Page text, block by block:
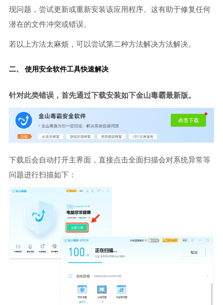
现问题，尝试更新或重新安装该应用程序。这有助于修复任何
潜在的文件冲突或错误。
若以上方法太麻烦，可以尝试第二种方法解决方法解决。
二、 使用安全软件工具快速解决
针对此类错误，首先通过下载安装如下金山毒霸最新版。
下载后会自动打开主界面，直接点击全面扫描会对系统异常等
问题进行扫描如下：